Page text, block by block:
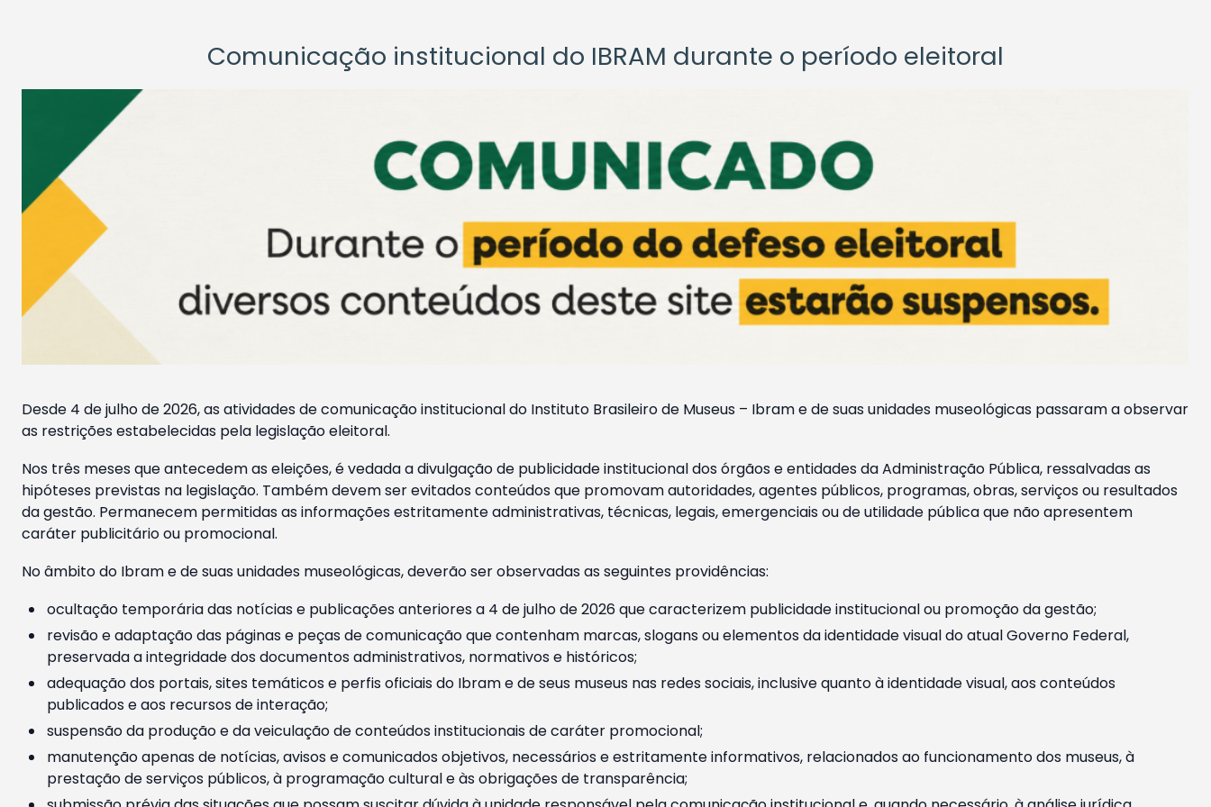
Comunicação institucional do IBRAM durante o período eleitoral
Desde 4 de julho de 2026, as atividades de comunicação institucional do Instituto Brasileiro de Museus – Ibram e de suas unidades museológicas passaram a observar
as restrições estabelecidas pela legislação eleitoral.
Nos três meses que antecedem as eleições, é vedada a divulgação de publicidade institucional dos órgãos e entidades da Administração Pública, ressalvadas as
hipóteses previstas na legislação. Também devem ser evitados conteúdos que promovam autoridades, agentes públicos, programas, obras, serviços ou resultados
da gestão. Permanecem permitidas as informações estritamente administrativas, técnicas, legais, emergenciais ou de utilidade pública que não apresentem
caráter publicitário ou promocional.
No âmbito do Ibram e de suas unidades museológicas, deverão ser observadas as seguintes providências:
ocultação temporária das notícias e publicações anteriores a 4 de julho de 2026 que caracterizem publicidade institucional ou promoção da gestão;
revisão e adaptação das páginas e peças de comunicação que contenham marcas, slogans ou elementos da identidade visual do atual Governo Federal,
preservada a integridade dos documentos administrativos, normativos e históricos;
adequação dos portais, sites temáticos e perfis oficiais do Ibram e de seus museus nas redes sociais, inclusive quanto à identidade visual, aos conteúdos
publicados e aos recursos de interação;
suspensão da produção e da veiculação de conteúdos institucionais de caráter promocional;
manutenção apenas de notícias, avisos e comunicados objetivos, necessários e estritamente informativos, relacionados ao funcionamento dos museus, à
prestação de serviços públicos, à programação cultural e às obrigações de transparência;